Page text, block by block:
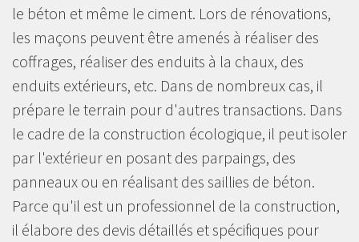
le béton et même le ciment. Lors de rénovations,
les maçons peuvent être amenés à réaliser des
coffrages, réaliser des enduits à la chaux, des
enduits extérieurs, etc. Dans de nombreux cas, il
prépare le terrain pour d'autres transactions. Dans
le cadre de la construction écologique, il peut isoler
par l'extérieur en posant des parpaings, des
panneaux ou en réalisant des saillies de béton.
Parce qu'il est un professionnel de la construction,
il élabore des devis détaillés et spécifiques pour